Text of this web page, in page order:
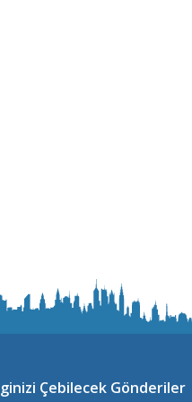
Çebilecek Gönderiler